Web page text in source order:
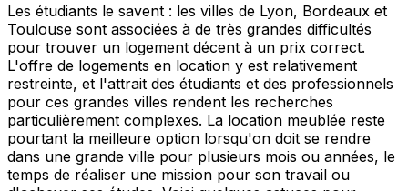
Les étudiants le savent : les villes de Lyon, Bordeaux et
Toulouse sont associées à de très grandes difficultés
pour trouver un logement décent à un prix correct.
L'offre de logements en location y est relativement
restreinte, et l'attrait des étudiants et des professionnels
pour ces grandes villes rendent les recherches
particulièrement complexes. La location meublée reste
pourtant la meilleure option lorsqu'on doit se rendre
dans une grande ville pour plusieurs mois ou années, le
temps de réaliser une mission pour son travail ou